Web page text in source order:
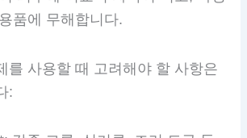
품에 무해합니다.
를 사용할 때 고려해야 할 사항은
: